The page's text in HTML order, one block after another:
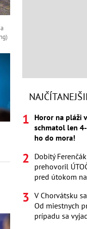
Horor na pláži
schmatol len
ho do mora!
Dobitý
prehovoril
pred útokom
V Chorvátsku
Od miestnych
prípadu sa